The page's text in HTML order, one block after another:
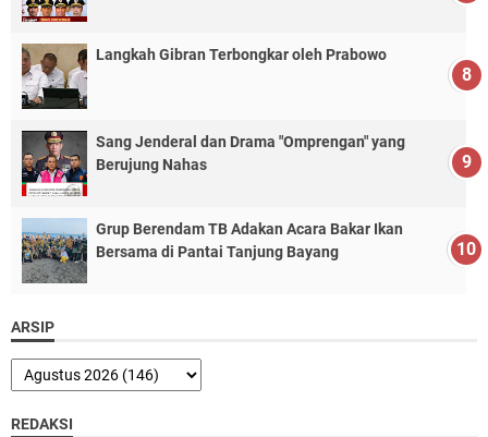
Langkah Gibran Terbongkar oleh Prabowo
Sang Jenderal dan Drama "Omprengan" yang
Berujung Nahas
Grup Berendam TB Adakan Acara Bakar Ikan
Bersama di Pantai Tanjung Bayang
ARSIP
REDAKSI